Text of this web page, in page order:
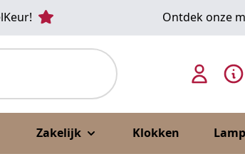
Ontdek onze
Zakelijk Klokken